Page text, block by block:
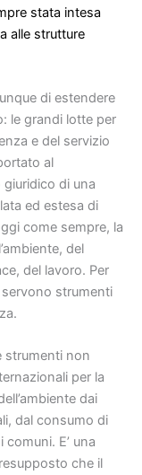
stata intesa
alle strutture
di estendere
le grandi lotte per
e del servizio
al
di una
ed estesa di
come sempre, la
del
del lavoro. Per
strumenti
strumenti non
per la
dai
dal consumo di
E’ una
che il